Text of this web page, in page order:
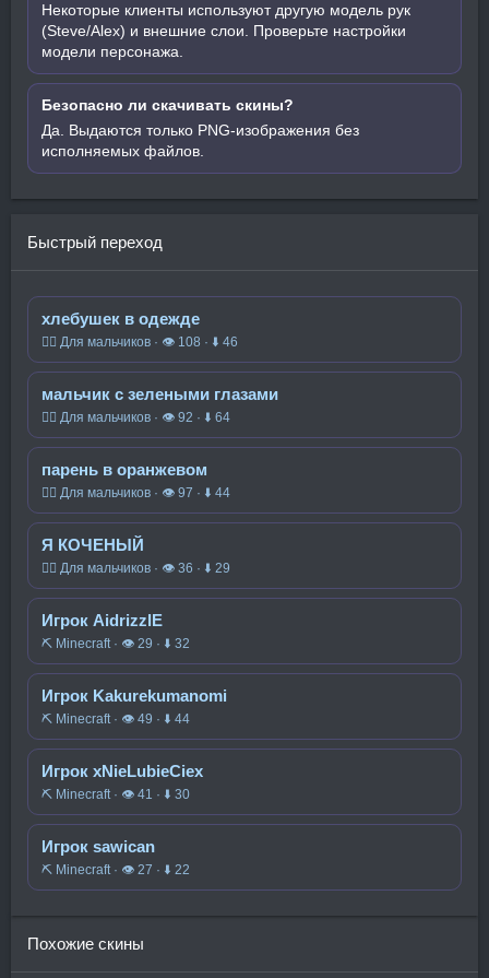
Некоторые клиенты используют другую модель рук
(Steve/Alex) и внешние слои. Проверьте настройки
модели персонажа.
Безопасно ли скачивать скины?
Да. Выдаются только PNG-изображения без
исполняемых файлов.
Быстрый переход
хлебушек в одежде
🧍‍♂️ Для мальчиков · 👁 108 · ⬇ 46
мальчик с зелеными глазами
🧍‍♂️ Для мальчиков · 👁 92 · ⬇ 64
парень в оранжевом
🧍‍♂️ Для мальчиков · 👁 97 · ⬇ 44
Я КОЧЕНЫЙ
🧍‍♂️ Для мальчиков · 👁 36 · ⬇ 29
Игрок AidrizzlE
⛏️ Minecraft · 👁 29 · ⬇ 32
Игрок Kakurekumanomi
⛏️ Minecraft · 👁 49 · ⬇ 44
Игрок xNieLubieCiex
⛏️ Minecraft · 👁 41 · ⬇ 30
Игрок sawican
⛏️ Minecraft · 👁 27 · ⬇ 22
Похожие скины